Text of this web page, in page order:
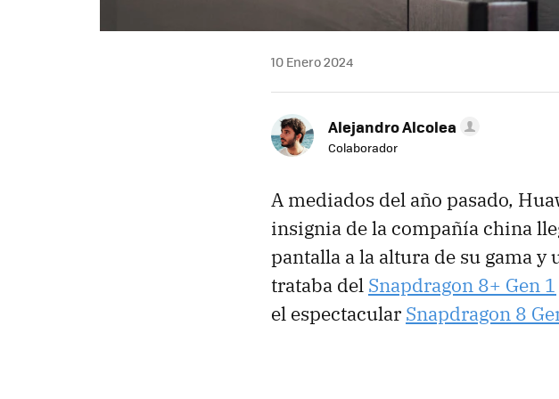
10 Enero 2024
Alejandro Alcolea
Colaborador
A mediados del año pasado,
insignia de la compañía china
pantalla a la altura de su gama y
trataba del Snapdragon 8+ Gen 1
el espectacular Snapdragon 8